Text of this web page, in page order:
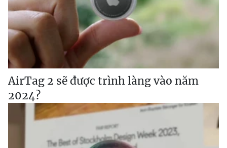
AirTag 2 sẽ được trình làng vào năm
2024?